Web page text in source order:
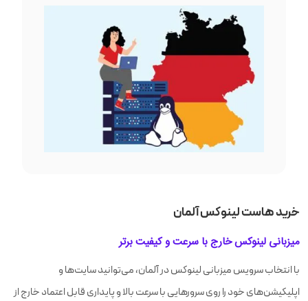
خرید هاست لینوکس آلمان‌
میزبانی لینوکس خارج با سرعت و کیفیت برتر
با انتخاب سرویس میزبانی لینوکس در آلمان، می‌توانید سایت‌ها و
اپلیکیشن‌های خود را روی سرورهایی با سرعت بالا و پایداری قابل اعتماد خارج از